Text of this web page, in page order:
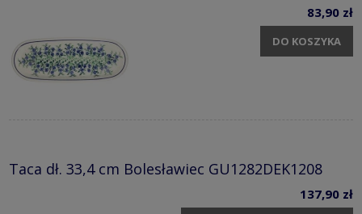
83,90 zł
DO KOSZYKA
Taca dł. 33,4 cm Bolesławiec GU1282DEK1208
137,90 zł